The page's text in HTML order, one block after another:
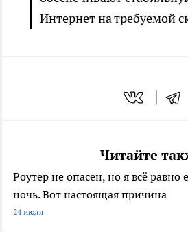
Интернет на требуемой
Читайте
Роутер не опасен, но я всё
ночь. Вот настоящая причина
24 июля